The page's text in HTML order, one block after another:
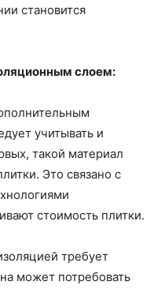
становится
слоем:
учитывать и
такой материал
Это связано с
стоимость плитки.
требует
может потребовать